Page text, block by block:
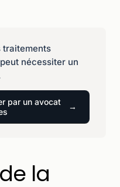
traitements
nécessiter un
par un avocat
la